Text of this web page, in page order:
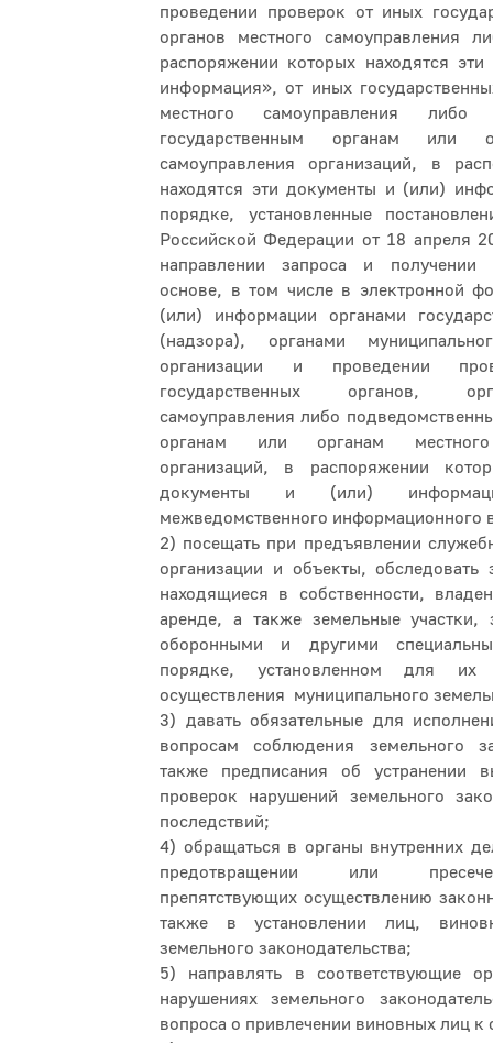
проведении проверок от иных
органов местного самоуправления
распоряжении которых находятся
информация», от иных
местного самоуправления либо
государственным органам или
самоуправления организаций, в
находятся эти документы и (или)
порядке, установленные
Российской Федерации от 18 апреля
направлении запроса и получении
основе, в том числе в электронной
(или) информации органами
(надзора), органами
организации и проведении
государственных органов,
самоуправления либо
органам или органам местного
организаций, в распоряжении
документы и (или)
межведомственного информационного
2) посещать при предъявлении
организации и объекты, обследовать
находящиеся в собственности,
аренде, а также земельные участки,
оборонными и другими
порядке, установленном для их
осуществления муниципального
3) давать обязательные для
вопросам соблюдения земельного
также предписания об устранении
проверок нарушений земельного
последствий;
4) обращаться в органы внутренних
предотвращении или
препятствующих осуществлению
также в установлении лиц,
земельного законодательства;
5) направлять в соответствующие
нарушениях земельного
вопроса о привлечении виновных лиц к